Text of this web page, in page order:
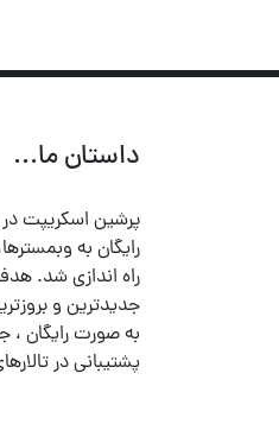
داستان ما...
رایگان به
راه اندازی شد.
جدیدترین و
به صورت رایگان
پشتیبانی در